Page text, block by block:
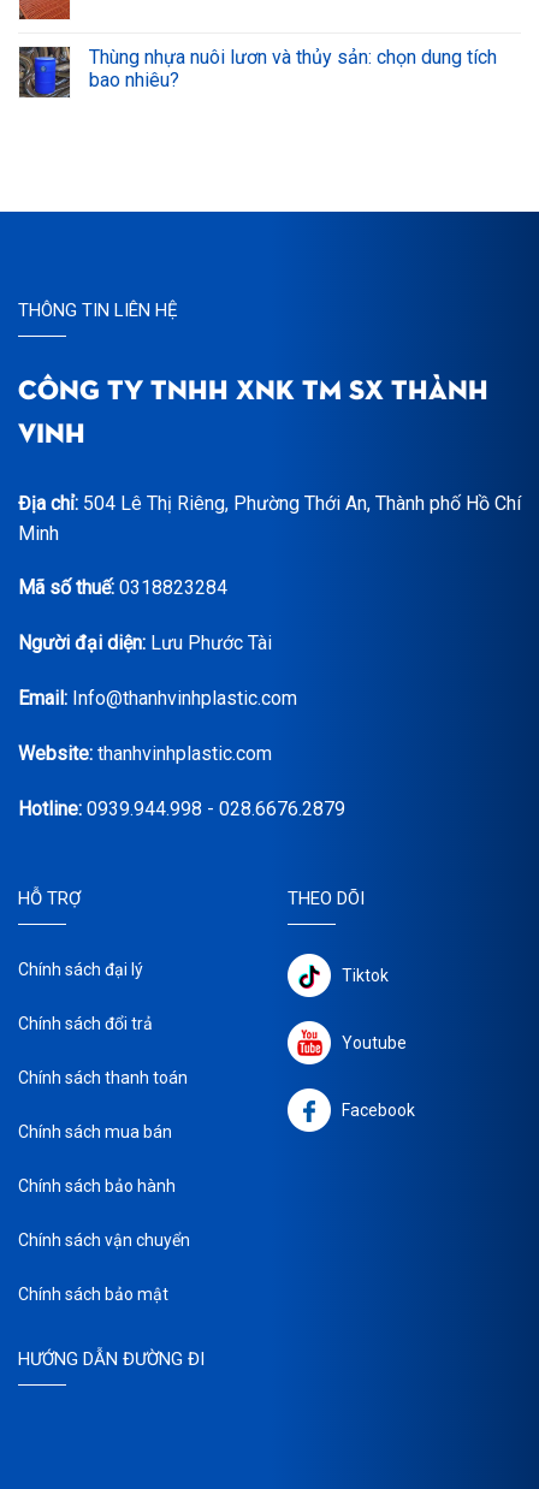
Thùng nhựa nuôi lươn và thủy sản: chọn dung tích
bao nhiêu?
THÔNG TIN LIÊN HỆ
CÔNG TY TNHH XNK TM SX THÀNH
VINH
Địa chỉ: 504 Lê Thị Riêng, Phường Thới An, Thành phố Hồ Chí
Minh
Mã số thuế: 0318823284
Người đại diện: Lưu Phước Tài
Email: Info@thanhvinhplastic.com
Website: thanhvinhplastic.com
Hotline: 0939.944.998 - 028.6676.2879
HỖ TRỢ
Chính sách đại lý
Chính sách đổi trả
Chính sách thanh toán
Chính sách mua bán
Chính sách bảo hành
Chính sách vận chuyển
Chính sách bảo mật
THEO DÕI
Tiktok
Youtube
Facebook
HƯỚNG DẪN ĐƯỜNG ĐI